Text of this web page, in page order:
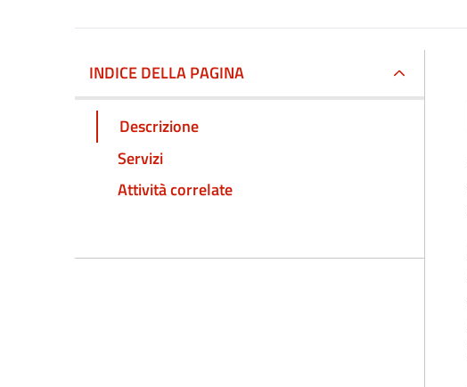
INDICE DELLA PAGINA
Descrizione
Servizi
Attività correlate